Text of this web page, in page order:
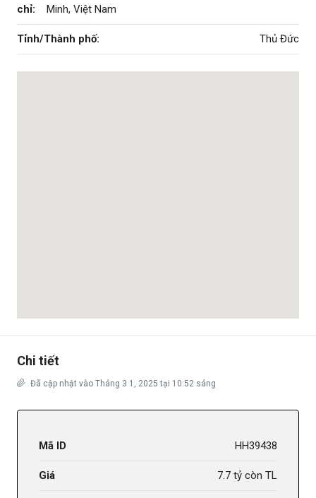
chỉ:
Minh, Việt Nam
Tỉnh/Thành phố: Thủ Đức
Chi tiết
Đã cập nhật vào Tháng 3 1, 2025 tại 10:52 sáng
Mã ID HH39438
Giá 7.7 tỷ còn TL